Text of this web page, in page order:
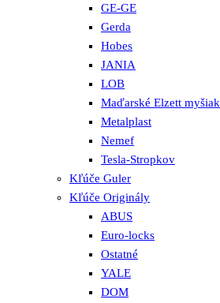
GE-GE
Gerda
Hobes
JANIA
LOB
Maďarské Elzett myšiak
Metalplast
Nemef
Tesla-Stropkov
Kľúče Guler
Kľúče Originály
ABUS
Euro-locks
Ostatné
YALE
DOM